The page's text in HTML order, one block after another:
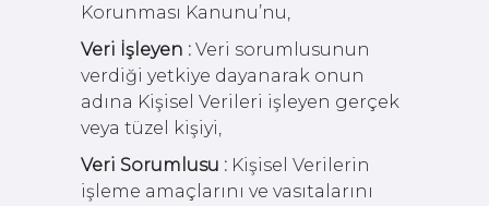
Korunması Kanunu’nu,
Veri İşleyen : Veri sorumlusunun
verdiği yetkiye dayanarak onun
adına Kişisel Verileri işleyen gerçek
veya tüzel kişiyi,
Veri Sorumlusu : Kişisel Verilerin
işleme amaçlarını ve vasıtalarını